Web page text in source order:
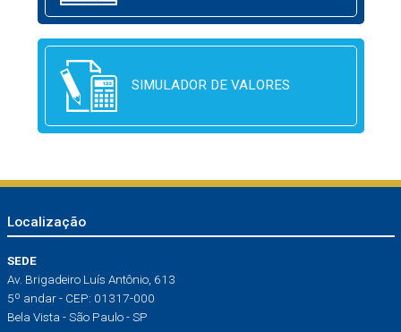
SIMULADOR DE VALORES
Localização
SEDE
Av. Brigadeiro Luís Antônio, 613
5º andar - CEP: 01317-000
Bela Vista - São Paulo - SP